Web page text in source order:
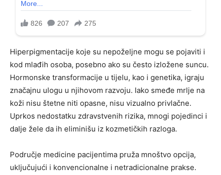
Hiperpigmentacije koje su nepoželjne mogu se pojaviti i
kod mlađih osoba, posebno ako su često izložene suncu.
Hormonske transformacije u tijelu, kao i genetika, igraju
značajnu ulogu u njihovom razvoju. Iako smeđe mrlje na
koži nisu štetne niti opasne, nisu vizualno privlačne.
Uprkos nedostatku zdravstvenih rizika, mnogi pojedinci i
dalje žele da ih eliminišu iz kozmetičkih razloga.
Područje medicine pacijentima pruža mnoštvo opcija,
uključujući i konvencionalne i netradicionalne prakse.